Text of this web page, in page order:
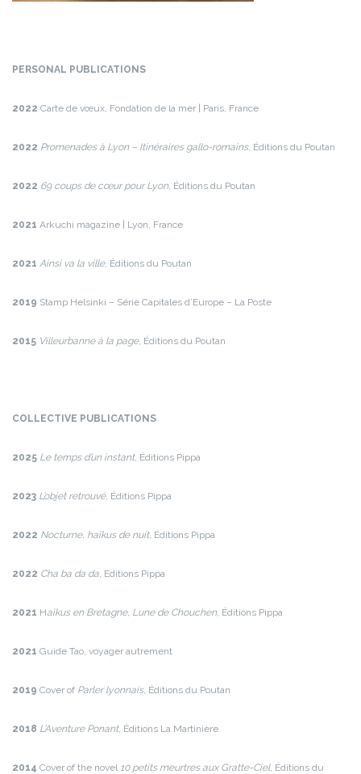
PERSONAL PUBLICATIONS
2022 Carte de vœux, Fondation de la mer | Paris, France
2022 Promenades à Lyon – Itinéraires gallo-romains, Éditions du Poutan
2022 69 coups de cœur pour Lyon, Éditions du Poutan
2021 Arkuchi magazine | Lyon, France
2021 Ainsi va la ville, Éditions du Poutan
2019 Stamp Helsinki – Série Capitales d’Europe – La Poste
2015 Villeurbanne à la page, Éditions du Poutan
COLLECTIVE PUBLICATIONS
2025 Le temps d’un instant, Éditions Pippa
2023 L’objet retrouvé, Éditions Pippa
2022 Nocturne, haïkus de nuit, Éditions Pippa
2022 Cha ba da da, Editions Pippa
2021 Haïkus en Bretagne, Lune de Chouchen, Éditions Pippa
2021 Guide Tao, voyager autrement
2019 Cover of Parler lyonnais, Éditions du Poutan
2018 L’Aventure Ponant, Éditions La Martinière
2014 Cover of the novel 10 petits meurtres aux Gratte-Ciel, Éditions du